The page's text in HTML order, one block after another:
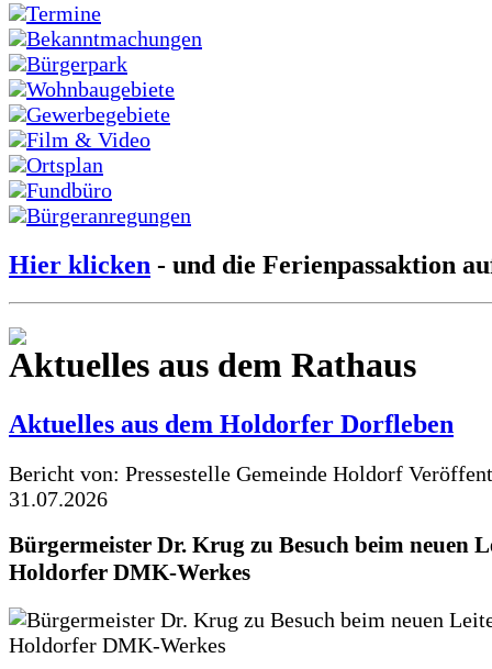
Termine
Bekanntmachungen
Bürgerpark
Wohnbaugebiete
Gewerbegebiete
Film & Video
Ortsplan
Fundbüro
Bürgeranregungen
Hier klicken - und die Ferienpassaktion
Aktuelles aus dem Rathaus
Aktuelles aus dem Holdorfer Dorfleben
Bericht von: Pressestelle Gemeinde Holdorf
31.07.2026
Bürgermeister Dr. Krug zu Besuch beim neuen
Holdorfer DMK-Werkes